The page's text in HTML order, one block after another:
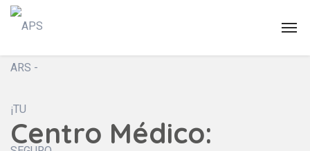
Centro Médico: